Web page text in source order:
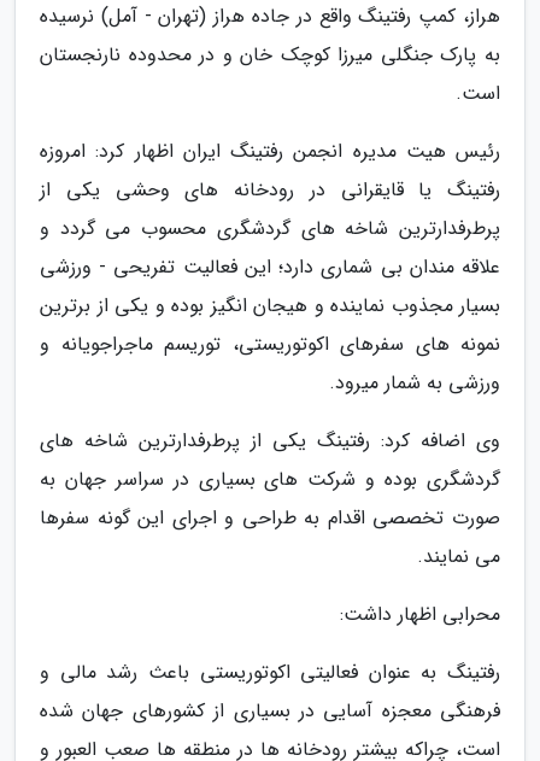
هراز، کمپ رفتینگ واقع در جاده هراز (تهران - آمل) نرسیده
به پارک جنگلی میرزا کوچک خان و در محدوده نارنجستان
است.
رئیس هیت مدیره انجمن رفتینگ ایران اظهار کرد: امروزه
رفتینگ یا قایقرانی در رودخانه های وحشی یکی از
پرطرفدارترین شاخه های گردشگری محسوب می گردد و
علاقه مندان بی شماری دارد؛ این فعالیت تفریحی - ورزشی
بسیار مجذوب نماینده و هیجان انگیز بوده و یکی از برترین
نمونه های سفرهای اکوتوریستی، توریسم ماجراجویانه و
ورزشی به شمار میرود.
وی اضافه کرد: رفتینگ یکی از پرطرفدارترین شاخه های
گردشگری بوده و شرکت های بسیاری در سراسر جهان به
صورت تخصصی اقدام به طراحی و اجرای این گونه سفرها
می نمایند.
محرابی اظهار داشت:
رفتینگ به عنوان فعالیتی اکوتوریستی باعث رشد مالی و
فرهنگی معجزه آسایی در بسیاری از کشورهای جهان شده
است، چراکه بیشتر رودخانه ها در منطقه ها صعب العبور و